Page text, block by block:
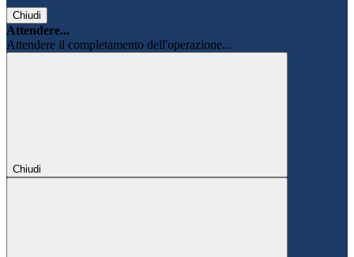
Chiudi
Attendere...
Attendere il completamento dell'operazione...
Chiudi